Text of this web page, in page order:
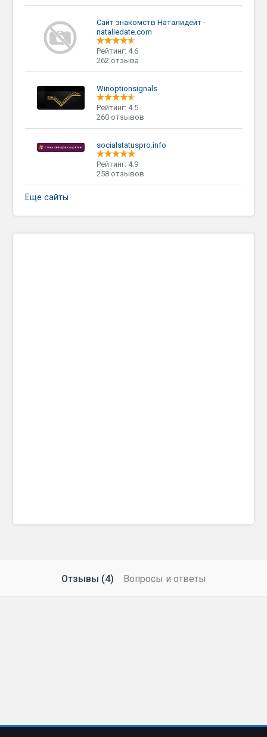
Сайт знакомств Наталидейт -
nataliedate.com
Рейтинг: 4.6
262 отзыва
Winoptionsignals
Рейтинг: 4.5
260 отзывов
socialstatuspro.info
Рейтинг: 4.9
258 отзывов
Еще сайты
Отзывы (4) Вопросы и ответы